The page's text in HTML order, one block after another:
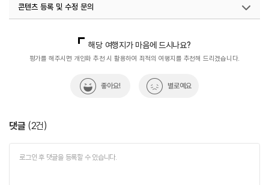
#역사문화재 #역사속
#연세대학교근대건물 #연희전문학교
콘텐츠 등록 및 수정 문의
열린관광콘텐츠팀(열린관광-모두의여행)
033-738-3425
해당 여행지가 마음에 드시나요?
평가를 해주시면 개인화 추천 시 활용하여 최적의 여행지를 추천해 드리겠습니다.
좋아요! 별로예요
댓글 (2건)